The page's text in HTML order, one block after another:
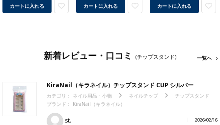
カートに入れる カートに入れる カートに入れる
新着レビュー・口コミ (チップスタンド) 一覧へ
KiraNail（キラネイル）チップスタンド CUP シルバー
カテゴリ： ネイル用品・小物 ネイルチップ
チップスタンド
ブランド： KiraNail（キラネイル）
st. 2026/02/16